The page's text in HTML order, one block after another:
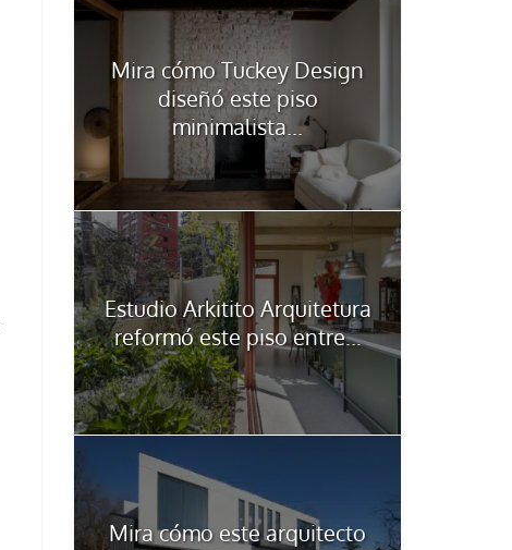
Mira cómo Tuckey Design
diseñó este piso
minimalista...
Estudio Arkitito Arquitetura
reformó este piso entre...
Mira cómo este arquitecto